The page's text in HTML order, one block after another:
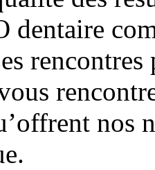
dentaire
rencontres
nos